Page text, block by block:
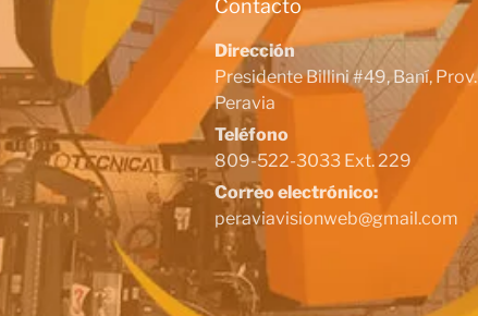
Contacto
Dirección
Presidente Billini #49, Baní, Prov.
Peravia
Teléfono
809-522-3033 Ext. 229
Correo electrónico:
peraviavisionweb@gmail.com